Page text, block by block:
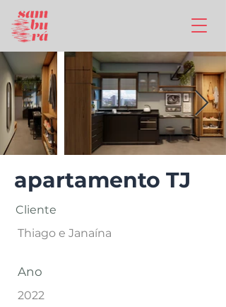
apartamento TJ
Cliente
Thiago e Janaína
Ano
2022